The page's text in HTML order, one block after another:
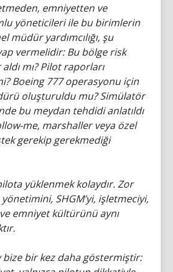
emniyetten ve
yöneticileri ile bu birimlerin
müdür yardımcılığı, şu
vermelidir: Bu bölge risk
mı? Pilot raporları
Boeing 777 operasyonu için
oluşturuldu mu? Simülatör
bu meydan tehdidi anlatıldı
me, marshaller veya özel
gerekip gerekmediği
yüklenmek kolaydır. Zor
SHGM’yi, işletmeciyi,
emniyet kültürünü aynı
bize bir kez daha göstermiştir: